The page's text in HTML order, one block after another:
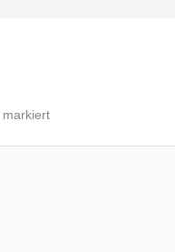
markiert